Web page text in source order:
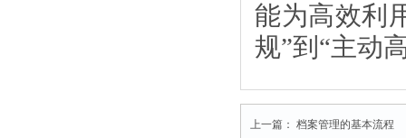
能为高效利
规”到“主动
上一篇： 档案管理的基本流程